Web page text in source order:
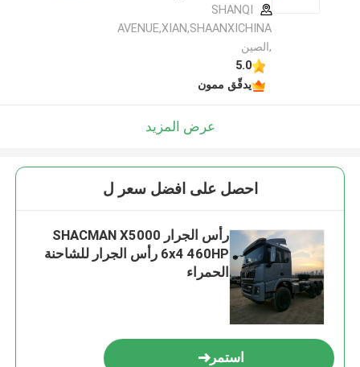
SHANQI
AVENUE,XIAN,SHAANXICHINA
,الصين
5.0
يدقّق ممون
عرض المزيد
احصل على افضل سعر ل
رأس الجرار SHACMAN X5000
6x4 460HP رأس الجرار للشاحنة
الحمراء
استمر